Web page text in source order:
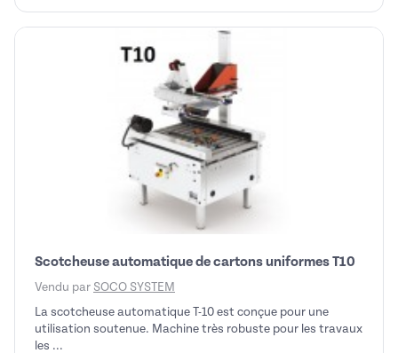
Scotcheuse automatique de cartons uniformes T10
Vendu par SOCO SYSTEM
La scotcheuse automatique T-10 est conçue pour une
utilisation soutenue. Machine très robuste pour les travaux
les ...